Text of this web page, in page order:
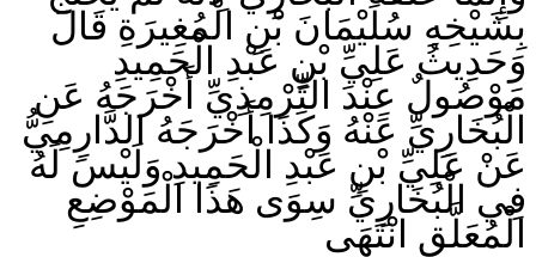
بِشَيْخِهِ سُلَيْمَانَ بْنِ الْمُغِيرَةِ قَالَ
وَحَدِيثُ عَلِيِّ بْنِ عَبْدِ الْحَمِيدِ
مَوْصُولٌ عِنْدَ التِّرْمِذِيِّ أَخْرَجَهُ عَنِ
الْبُخَارِيِّ عَنْهُ وَكَذَا أَخْرَجَهُ الدَّارِمِيُّ
عَنْ عَلِيِّ بْنِ عَبْدِ الْحَمِيدِ وَلَيْسَ لَهُ
فِي الْبُخَارِيِّ سِوَى هَذَا الْمَوْضِعِ
الْمُعَلَّقِ انْتَهَى